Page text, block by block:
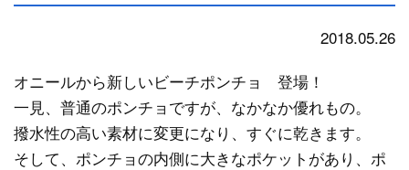
2018.05.26
オニールから新しいビーチポンチョ 登場！
一見、普通のポンチョですが、なかなか優れもの。
撥水性の高い素材に変更になり、すぐに乾きます。
そして、ポンチョの内側に大きなポケットがあり、ポ